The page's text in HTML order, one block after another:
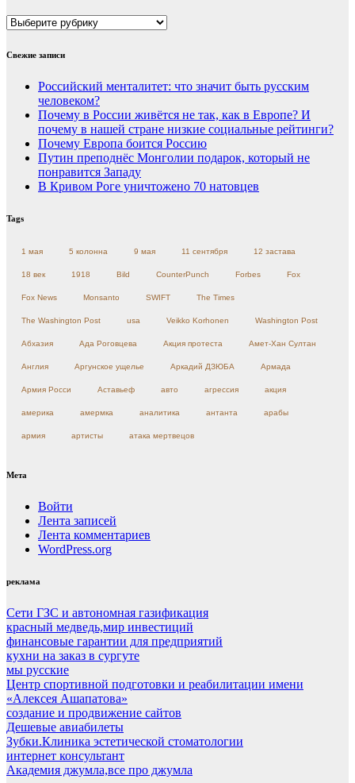
Рубрики
Свежие записи
Российский менталитет: что значит быть русским
человеком?
Почему в России живётся не так, как в Европе? И
почему в нашей стране низкие социальные рейтинги?
Почему Европа боится Россию
Путин преподнёс Монголии подарок, который не
понравится Западу
В Кривом Роге уничтожено 70 натовцев
Tags
1 мая 5 колонна 9 мая 11 сентября 12 застава
18 век 1918 Bild CounterPunch Forbes Fox
Fox News Monsanto SWIFT The Times
The Washington Post usa Veikko Korhonen Washington Post
Абхазия Ада Роговцева Акция протеста Амет-Хан Султан
Англия Аргунское ущелье Аркадий ДЗЮБА Армада
Армия Росси Аставьеф авто агрессия акция
америка амермка аналитика антанта арабы
армия артисты атака мертвецов
Мета
Войти
Лента записей
Лента комментариев
WordPress.org
реклама
Сети ГЗС и автономная газификация
красный медведь,мир инвестиций
финансовые гарантии для предприятий
кухни на заказ в сургуте
мы русские
Центр спортивной подготовки и реабилитации имени
«Алексея Ашапатова»
создание и продвижение сайтов
Дешевые авиабилеты
Зубки.Клиника эстетической стоматологии
интернет консультант
Академия джумла,все про джумла